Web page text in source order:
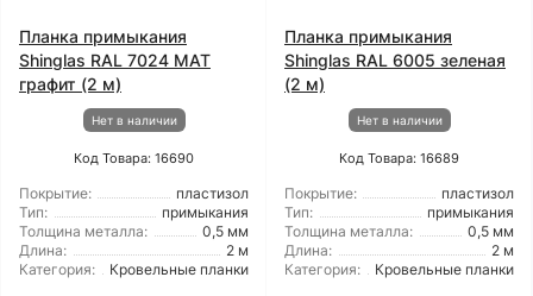
Планка примыкания
Shinglas RAL 7024 МАТ
графит (2 м)
Нет в наличии
Код Товара: 16690
Покрытие:
пластизол
Тип:
примыкания
Толщина металла:
0,5 мм
Длина:
2 м
Категория:
Кровельные планки
Планка примыкания
Shinglas RAL 6005 зеленая
(2 м)
Нет в наличии
Код Товара: 16689
Покрытие:
пластизол
Тип:
примыкания
Толщина металла:
0,5 мм
Длина:
2 м
Категория:
Кровельные планки